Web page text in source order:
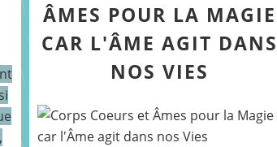
ÂMES POUR LA MAGIE
CAR L'ÂME AGIT DANS
NOS VIES